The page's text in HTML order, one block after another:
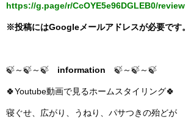
https://g.page/r/CcOYE5e96DGLEB0/review
※投稿にはGoogleメールアドレスが必要です。
🍃～🍃～🍃 information 🍃～🍃～🍃
🍀Youtube動画で見るホームスタイリング🍀
寝ぐせ、広がり、うねり、パサつきの殆どが